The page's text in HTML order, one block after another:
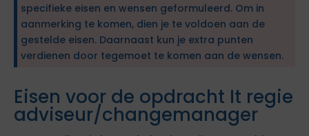
specifieke eisen en wensen geformuleerd. Om in
aanmerking te komen, dien je te voldoen aan de
gestelde eisen. Daarnaast kun je extra punten
verdienen door tegemoet te komen aan de wensen.
Eisen voor de opdracht It regie
adviseur/changemanager